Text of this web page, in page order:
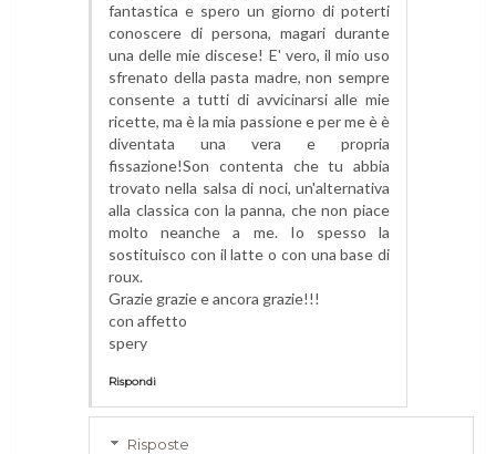
fantastica e spero un giorno di poterti
conoscere di persona, magari durante
una delle mie discese! E' vero, il mio uso
sfrenato della pasta madre, non sempre
consente a tutti di avvicinarsi alle mie
ricette, ma è la mia passione e per me è è
diventata una vera e propria
fissazione!Son contenta che tu abbia
trovato nella salsa di noci, un'alternativa
alla classica con la panna, che non piace
molto neanche a me. Io spesso la
sostituisco con il latte o con una base di
roux.
Grazie grazie e ancora grazie!!!
con affetto
spery
Rispondi
Risposte